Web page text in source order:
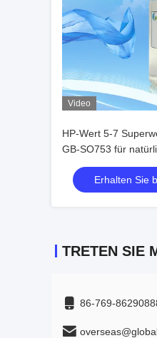
Video
HP-Wert 5-7
GB-SO753 für
Erhalten Sie
86-769-